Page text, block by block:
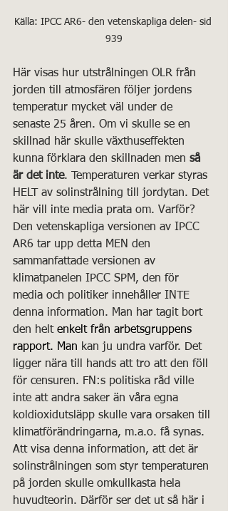
Källa: IPCC AR6- den vetenskapliga delen- sid
939
Här visas hur utstrålningen OLR från
jorden till atmosfären följer jordens
temperatur mycket väl under de
senaste 25 åren. Om vi skulle se en
skillnad här skulle växthuseffekten
kunna förklara den skillnaden men så
är det inte. Temperaturen verkar styras
HELT av solinstrålning till jordytan. Det
här vill inte media prata om. Varför?
Den vetenskapliga versionen av IPCC
AR6 tar upp detta MEN den
sammanfattade versionen av
klimatpanelen IPCC SPM, den för
media och politiker innehåller INTE
denna information. Man har tagit bort
den helt enkelt från arbetsgruppens
rapport. Man kan ju undra varför. Det
ligger nära till hands att tro att den föll
för censuren. FN:s politiska råd ville
inte att andra saker än våra egna
koldioxidutsläpp skulle vara orsaken till
klimatförändringarna, m.a.o. få synas.
Att visa denna information, att det är
solinstrålningen som styr temperaturen
på jorden skulle omkullkasta hela
huvudteorin. Därför ser det ut så här i